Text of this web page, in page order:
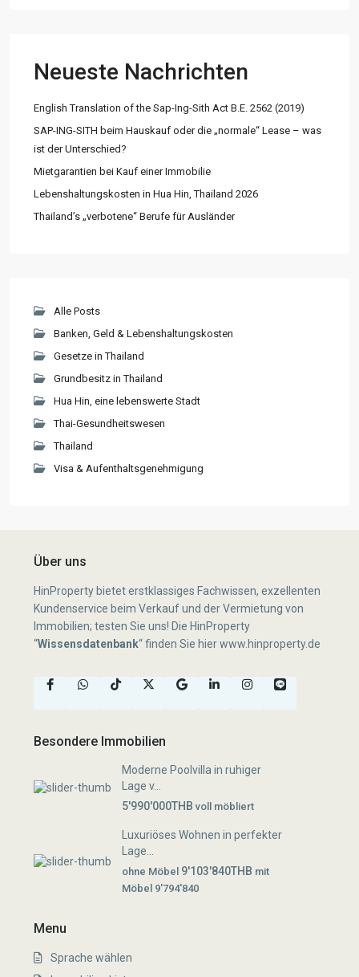
Neueste Nachrichten
English Translation of the Sap-Ing-Sith Act B.E. 2562 (2019)
SAP-ING-SITH beim Hauskauf oder die „normale“ Lease – was
ist der Unterschied?
Mietgarantien bei Kauf einer Immobilie
Lebenshaltungskosten in Hua Hin, Thailand 2026
Thailand’s „verbotene“ Berufe für Ausländer
Alle Posts
Banken, Geld & Lebenshaltungskosten
Gesetze in Thailand
Grundbesitz in Thailand
Hua Hin, eine lebenswerte Stadt
Thai-Gesundheitswesen
Thailand
Visa & Aufenthaltsgenehmigung
Über uns
HinProperty bietet erstklassiges Fachwissen, exzellenten
Kundenservice beim Verkauf und der Vermietung von
Immobilien; testen Sie uns! Die HinProperty
“Wissensdatenbank“finden Sie hierwww.hinproperty.de
Besondere Immobilien
Moderne Poolvilla in ruhiger
Lage v...
5'990'000THBvoll möbliert
Luxuriöses Wohnen in perfekter
Lage...
ohne Möbel 9'103'840THB mit
Möbel 9'794'840
Menu
Sprache wählen